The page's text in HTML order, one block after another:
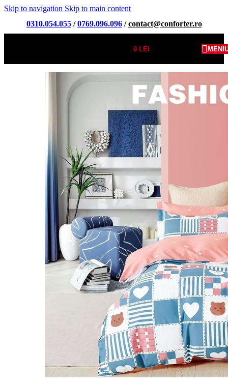
Skip to navigation Skip to main content
0310.054.055/0769.096.096/contact@conforter.ro
0LEI